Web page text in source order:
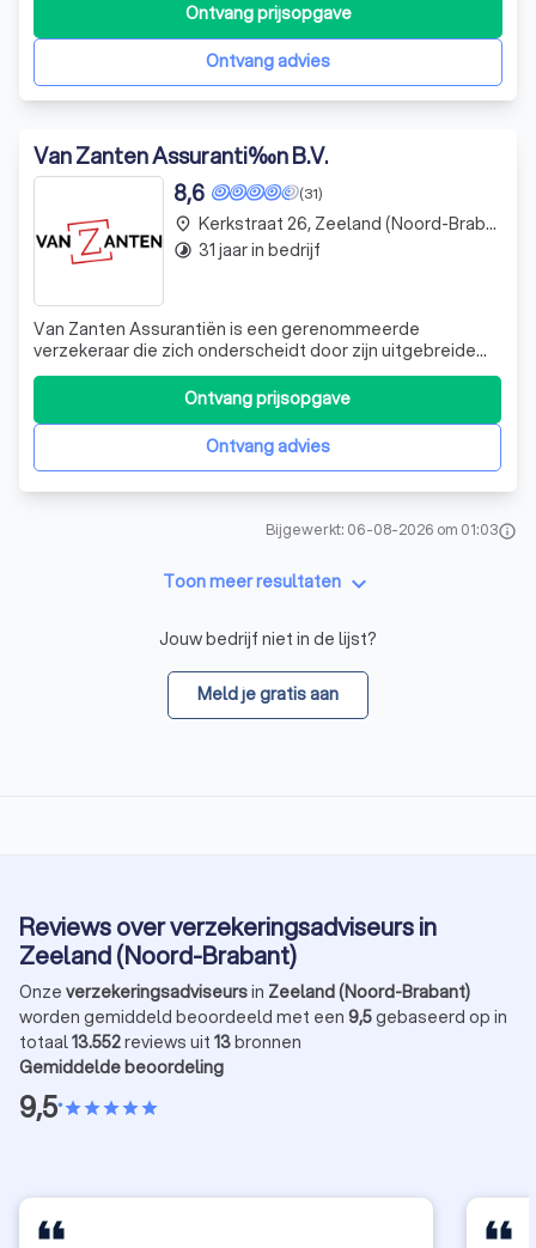
Laagste premie door collectiviteitskortingen.. Alle
inzittenden zijn gratis meeverzekerd...
Ontvang advies
Ontvang prijsopgave
Van Zanten Assuranti‰n B.V.
(31)
8,6
Van Zanten Assurantiën is een gerenommeerde
verzekeraar die zich onderscheidt door zijn uitgebreide
dienstverlening en klantgerichte benadering. Wij zijn er
trots op dat we onze klanten een breed scala aan
verzekeringsopties kunnen bieden, waardoor we aan
vrijwel elke behoefte kunnen voldoen. Onze k
Ontvang advies
Ontvang prijsopgave
place Kerkstraat 26, Zeeland (Noord-Brabant)
timelapse 31 jaar in bedrijf
Bijgewerkt: 06-08-2026 om 01:03info
Toon meer resultaten keyboard_arrow_down
Jouw bedrijf niet in de lijst?
Meld je gratis aan
Reviews over verzekeringsadviseurs in
Zeeland (Noord-Brabant)
Onze verzekeringsadviseursin Zeeland (Noord-Brabant)
worden gemiddeld beoordeeld met een 9,5gebaseerd op in
totaal13.552reviews uit 13bronnen
Gemiddelde beoordeling
9,5•starstarstarstarstar